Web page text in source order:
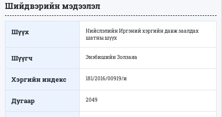
Шийдвэрийн мэдээлэл
Шүүх
Нийслэлийн Иргэний хэргийн давж заалдах
шатны шүүх
Шүүгч Энэбишийн Золзаяа
Хэргийн индекс 181/2016/00919/и
Дугаар 2049